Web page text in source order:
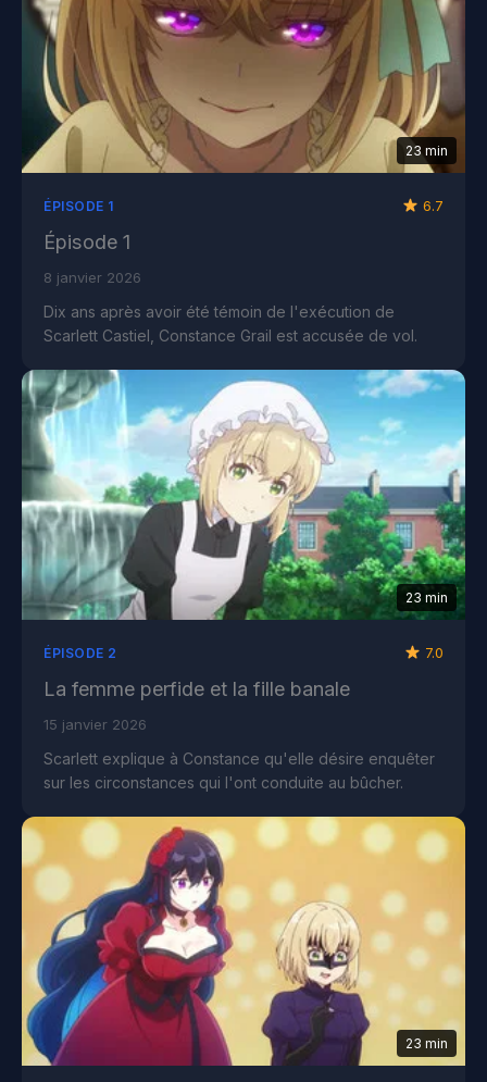
23 min
ÉPISODE 1 6.7
Épisode 1
8 janvier 2026
Dix ans après avoir été témoin de l'exécution de
Scarlett Castiel, Constance Grail est accusée de vol.
23 min
ÉPISODE 2 7.0
La femme perfide et la fille banale
15 janvier 2026
Scarlett explique à Constance qu'elle désire enquêter
sur les circonstances qui l'ont conduite au bûcher.
23 min